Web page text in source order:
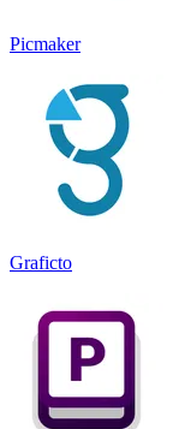
Picmaker
Graficto